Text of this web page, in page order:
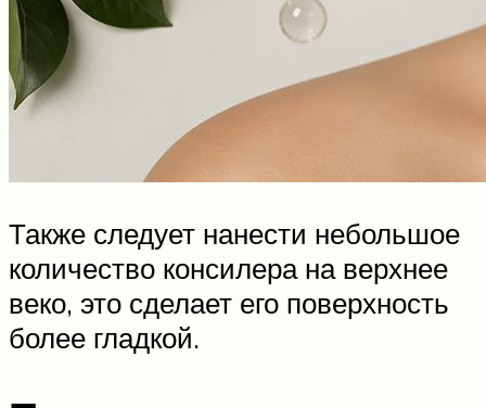
Также следует нанести небольшое
количество консилера на верхнее
веко, это сделает его поверхность
более гладкой.